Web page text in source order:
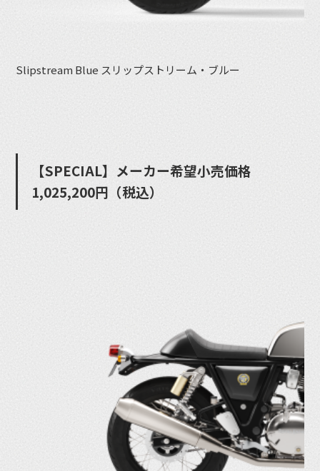
Slipstream Blue スリップストリーム・ブルー
【SPECIAL】メーカー希望⼩売価格
1,025,200円（税込）